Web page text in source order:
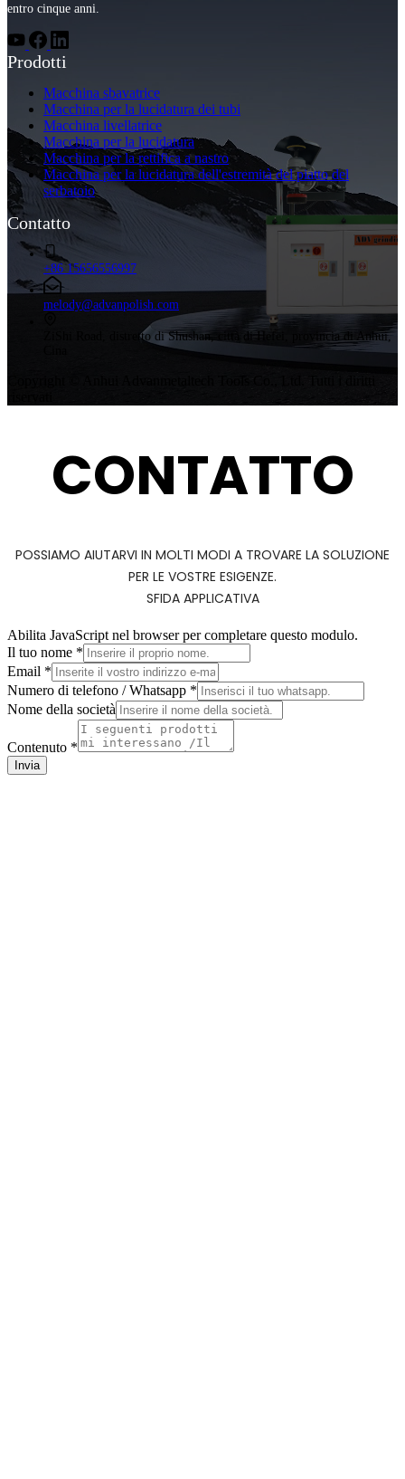
entro cinque anni.
Prodotti
Macchina sbavatrice
Macchina per la lucidatura dei tubi
Macchina livellatrice
Macchina per la lucidatura
Macchina per la rettifica a nastro
Macchina per la lucidatura dell'estremità del piatto del
serbatoio
Contatto
+86 15656556997
melody@advanpolish.com
ZiShi Road, distretto di Shushan, città di Hefei, provincia di Anhui,
CONTATTO
POSSIAMO AIUTARVI IN MOLTI MODI A TROVARE LA SOLUZIONE
PER LE VOSTRE ESIGENZE.
SFIDA APPLICATIVA
Abilita JavaScript nel browser per completare questo modulo.
Il tuo nome *
Email *
Whatsapp
Il
Numero di telefono / Whatsapp *
Nome della società
Contenuto *
Invia